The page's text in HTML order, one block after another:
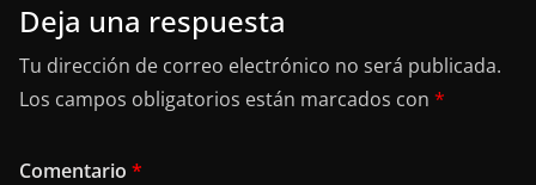
Deja una respuesta
Tu dirección de correo electrónico no será publicada.
Los campos obligatorios están marcados con *
Comentario *